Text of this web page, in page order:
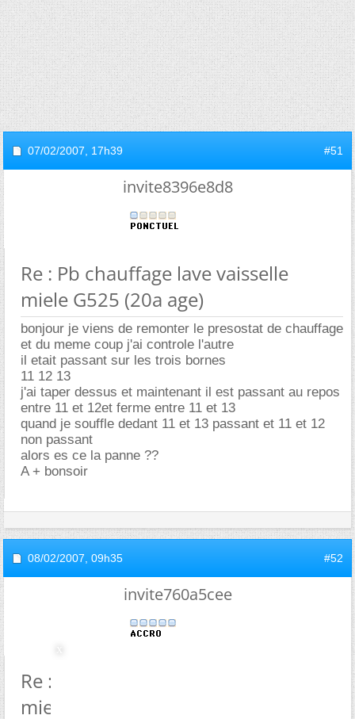
07/02/2007, 17h39 #51
invite8396e8d8
Re : Pb chauffage lave vaisselle
miele G525 (20a age)
bonjour je viens de remonter le presostat de chauffage
et du meme coup j'ai controle l'autre
il etait passant sur les trois bornes
11 12 13
j'ai taper dessus et maintenant il est passant au repos
entre 11 et 12et ferme entre 11 et 13
quand je souffle dedant 11 et 13 passant et 11 et 12
non passant
alors es ce la panne ??
A + bonsoir
08/02/2007, 09h35 #52
invite760a5cee
Re : Pb chauffage lave vaisselle
miele G525 (20a age)